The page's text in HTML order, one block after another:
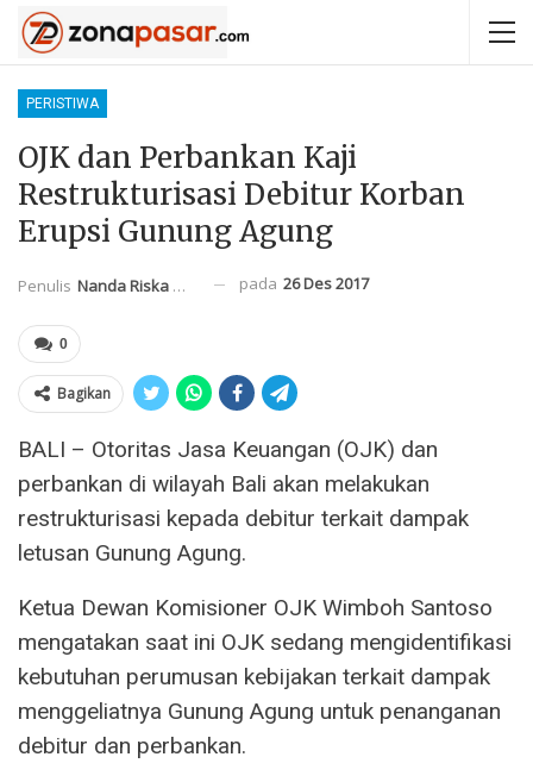
PERISTIWA
OJK dan Perbankan Kaji
Restrukturisasi Debitur Korban
Erupsi Gunung Agung
Penulis Nanda Riska Mahendra pada 26 Des 2017
0
Bagikan
BALI – Otoritas Jasa Keuangan (OJK) dan
perbankan di wilayah Bali akan melakukan
restrukturisasi kepada debitur terkait dampak
letusan Gunung Agung.
Ketua Dewan Komisioner OJK Wimboh Santoso
mengatakan saat ini OJK sedang mengidentifikasi
kebutuhan perumusan kebijakan terkait dampak
menggeliatnya Gunung Agung untuk penanganan
debitur dan perbankan.